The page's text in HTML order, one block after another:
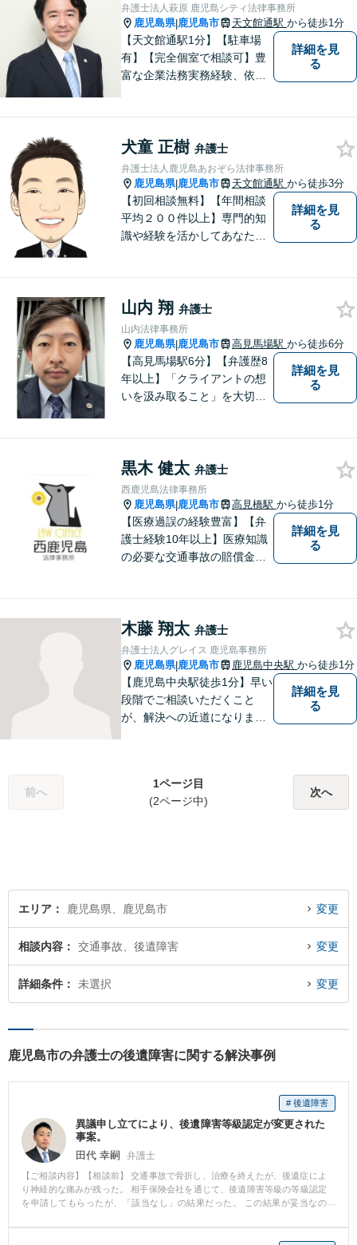
弁護士法人萩原 鹿児島シティ法律事務所
鹿児島県|鹿児島市 天文館通駅 から徒歩1分
【天文館通駅1分】【駐車場
有】【完全個室で相談可】豊
富な企業法務実務経験、依頼
を傾け、依頼者の悩みに寄り
添って助言や提案を提供して
参ります。 お気軽にご相談く
ださい。
詳細を見
る
犬童 正樹 弁護士
弁護士法人鹿児島あおぞら法律事務所
鹿児島県|鹿児島市 天文館通駅 から徒歩3分
【初回相談無料】【年間相談
平均２００件以上】専門的知
識や経験を活かしてあなたの
弁護などに強い弁護士です。
「鹿児島あおぞら法律事務
所」で検索。
詳細を見
る
山内 翔 弁護士
山内法律事務所
鹿児島県|鹿児島市 高見馬場駅 から徒歩6分
【高見馬場駅6分】【弁護歴8
年以上】「クライアントの想
いを汲み取ること」を大切に
いく解決になるよう、精一杯
尽力いたします。【対応分野
多数！】
詳細を見
る
黒木 健太 弁護士
西鹿児島法律事務所
鹿児島県|鹿児島市 高見橋駅 から徒歩1分
【医療過誤の経験豊富】【弁
護士経験10年以上】医療知識
の必要な交通事故の賠償金請
さい。依頼者様との信頼関係
を大切に解決へ向けて尽力い
たします。【休日・夜間対応
可】
詳細を見
る
木藤 翔太 弁護士
弁護士法人グレイス 鹿児島事務所
鹿児島県|鹿児島市 鹿児島中央駅 から徒歩1分
【鹿児島中央駅徒歩1分】早い
段階でご相談いただくこと
が、解決への近道になりま
なご相談でも、どうぞお気軽
にお声がけください。【初回
詳細を見
る
前へ
1ページ目
(2ページ中)
次へ
エリア 鹿児島県、鹿児島市 変更
相談内容 交通事故、後遺障害 変更
詳細条件 未選択 変更
鹿児島市の弁護士の後遺障害に関する解決事例
# 後遺障害
異議申し立てにより、後遺障害等級認定が変更された
事案。
田代 幸嗣
弁護士
【ご相談内容】【相談前】 交通事故で骨折し、治療を終えたが、後遺症によ
り神経的な痛みが残った。 相手保険会社を通じて、後遺障害等級の等級認定
を申請してもらったが、「該当なし」の結果だった。 この結果が妥当なの
に十分な記載がなされていなかったため、主治医の新たな意見書を取得し、